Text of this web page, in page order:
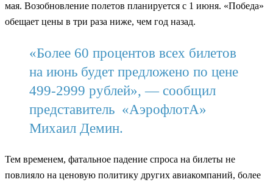
мая. Возобновление полетов планируется с 1 июня. «Победа»
обещает цены в три раза ниже, чем год назад.
«Более 60 процентов всех билетов
на июнь будет предложено по цене
499-2999 рублей», — сообщил
представитель «АэрофлотА»
Михаил Демин.
Тем временем, фатальное падение спроса на билеты не
повлияло на ценовую политику других авиакомпаний, более